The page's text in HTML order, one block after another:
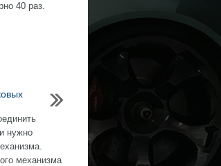
40 раз.
нужно
механизма